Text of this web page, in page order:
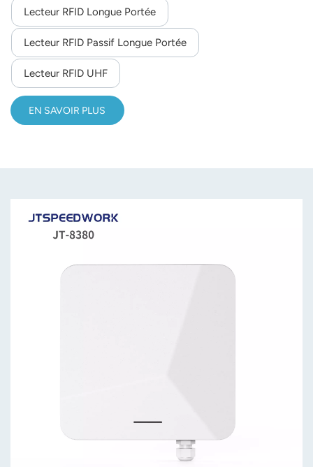
de -40 °C à 65 °C, idéal pour le suivi des actifs extérieurs
et industriels.
Lecteur RFID Longue Portée
Lecteur RFID Passif Longue Portée
Lecteur RFID UHF
EN SAVOIR PLUS